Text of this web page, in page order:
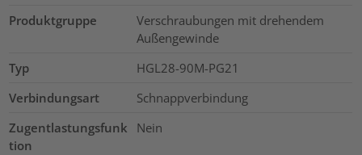
Produktgruppe
Verschraubungen mit drehendem
Außengewinde
Typ
HGL28-90M-PG21
Verbindungsart
Schnappverbindung
Zugentlastungsfunk
tion
Nein